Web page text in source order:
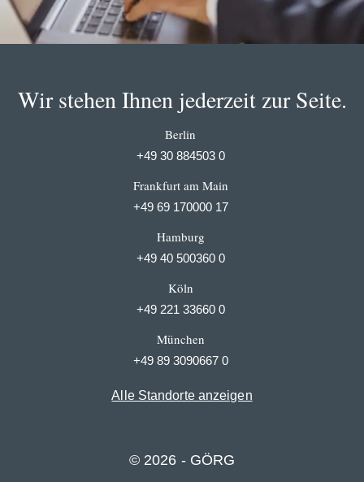
Wir stehen Ihnen jederzeit zur Seite.
Berlin
+49 30 884503 0
Frankfurt am Main
+49 69 170000 17
Hamburg
+49 40 500360 0
Köln
+49 221 33660 0
München
+49 89 3090667 0
Alle Standorte anzeigen
© 2026 - GÖRG